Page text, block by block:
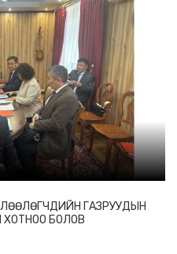
ГАЗРУУДЫН
БОЛОВ